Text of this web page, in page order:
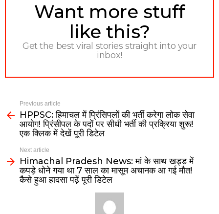
NEWSLETTER
Want more stuff
like this?
Get the best viral stories straight into your
inbox!
Previous article
HPPSC: हिमाचल में प्रिंसिपलों की भर्ती करेगा लोक सेवा
आयोग! प्रिंसीपल के पदों पर सीधी भर्ती की प्रक्रिया शुरू!
एक क्लिक में देखें पूरी डिटेल
Next article
Himachal Pradesh News: मां के साथ खड्ड में
कपड़े धोने गया था 7 साल का मासूम अचानक आ गई मौत!
कैसे हुआ हादसा पढ़ें पूरी डिटेल